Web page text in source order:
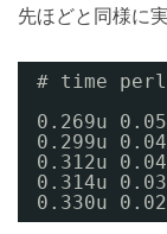
先ほどと同様に
# time
0.269u
0.299u
0.312u
0.314u
0.330u